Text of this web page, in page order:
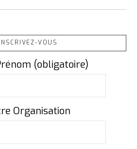
VOUS
(obligatoire)
Organisation